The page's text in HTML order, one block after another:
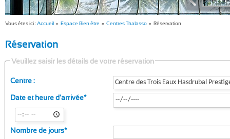
Vous êtes ici :Accueil » Espace Bien être » Centres Thalasso » Réservation
Réservation
Veuillez saisir les détails de votre réservation
Centre :
Date et heure d'arrivée*
Nombre de jours*